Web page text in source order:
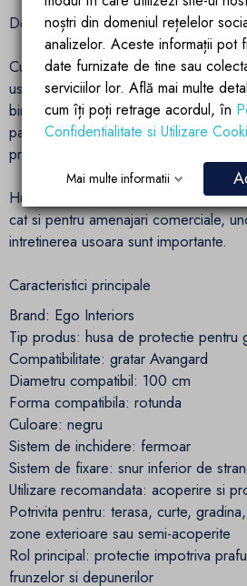
Design negru, discret si elegant
Culoarea neagra ofera husei un
usor de integrat in orice decor
bine cu designul gratarului Avangard si
pastrarea unei imagini curate in zona
produsul.
Husa Ego Interiors este potrivita atat
cat si pentru amenajari comerciale,
intretinerea usoara sunt importante.
Caracteristici principale
Brand: Ego Interiors
Tip produs: husa de protectie pentru
Compatibilitate: gratar Avangard
Diametru compatibil: 100 cm
Forma compatibila: rotunda
Culoare: negru
Sistem de inchidere: fermoar
Sistem de fixare: snur inferior de
Utilizare recomandata: acoperire si
Potrivita pentru: terasa, curte,
zone exterioare sau semi-acoperite
Rol principal: protectie impotriva
frunzelor si depunerilor
noștri din domeniul rețelelor
analizelor. Aceste informații pot
date furnizate de tine sau
serviciilor lor. Află mai multe
cum îți poți retrage acordul, în
Confidentialitate si Utilizare
Mai multe informatii